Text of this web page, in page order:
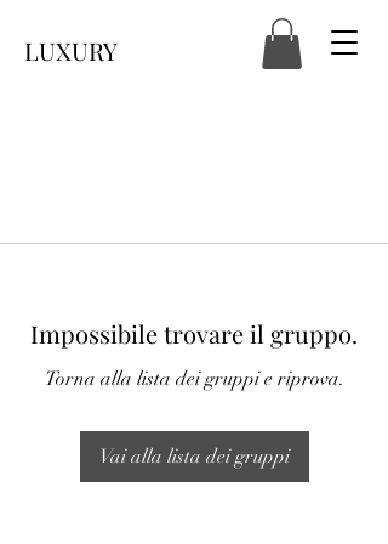
LUXURY
Impossibile trovare il gruppo.
Torna alla lista dei gruppi e riprova.
Vai alla lista dei gruppi